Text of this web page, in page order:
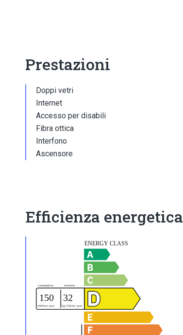
Prestazioni
Doppi vetri
Internet
Accesso per disabili
Fibra ottica
Interfono
Ascensore
Efficienza energetica